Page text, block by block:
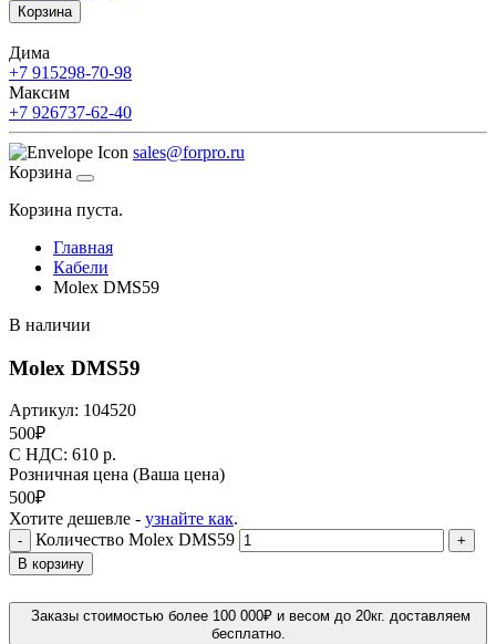
Корзина
Дима
+7 915298-70-98
Максим
+7 926737-62-40
sales@forpro.ru
Корзина
Корзина пуста.
Главная
Кабели
Molex DMS59
В наличии
Molex DMS59
Артикул: 104520
500₽
C НДС: 610 р.
Розничная цена (Ваша цена)
500₽
Хотите дешевле - узнайте как.
- Количество Molex DMS59
+
В корзину
Заказы стоимостью более 100 000₽ и весом до 20кг. доставляем
бесплатно.